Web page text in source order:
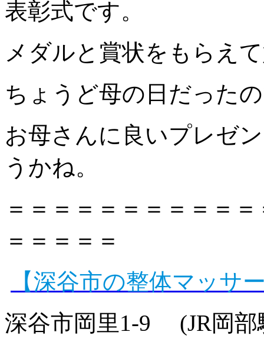
表彰式です。
メダルと賞状をもらえ
ちょうど母の日だった
お母さんに良いプレゼ
うかね。
＝＝＝＝＝＝＝＝＝＝
＝＝＝＝＝
【深谷市の整体マッサ
深谷市岡里1-9 (JR岡部